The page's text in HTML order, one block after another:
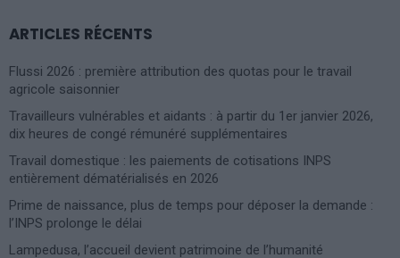
ARTICLES RÉCENTS
Flussi 2026 : première attribution des quotas pour le travail
agricole saisonnier
Travailleurs vulnérables et aidants : à partir du 1er janvier 2026,
dix heures de congé rémunéré supplémentaires
Travail domestique : les paiements de cotisations INPS
entièrement dématérialisés en 2026
Prime de naissance, plus de temps pour déposer la demande :
l’INPS prolonge le délai
Lampedusa, l’accueil devient patrimoine de l’humanité